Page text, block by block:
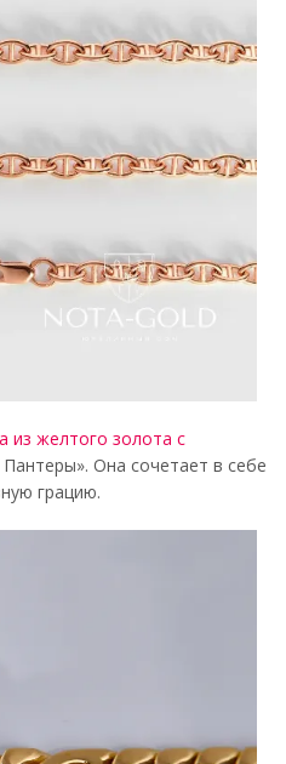
из желтого золота с
Пантеры». Она сочетает в себе
грацию.